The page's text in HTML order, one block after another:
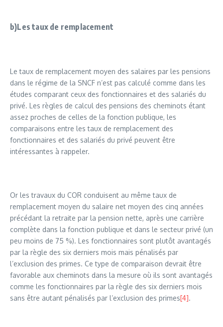
b)Les taux de remplacement
Le taux de remplacement moyen des salaires par les pensions
dans le régime de la SNCF n’est pas calculé comme dans les
études comparant ceux des fonctionnaires et des salariés du
privé. Les règles de calcul des pensions des cheminots étant
assez proches de celles de la fonction publique, les
comparaisons entre les taux de remplacement des
fonctionnaires et des salariés du privé peuvent être
intéressantes à rappeler.
Or les travaux du COR conduisent au même taux de
remplacement moyen du salaire net moyen des cinq années
précédant la retraite par la pension nette, après une carrière
complète dans la fonction publique et dans le secteur privé (un
peu moins de 75 %). Les fonctionnaires sont plutôt avantagés
par la règle des six derniers mois mais pénalisés par
l’exclusion des primes. Ce type de comparaison devrait être
favorable aux cheminots dans la mesure où ils sont avantagés
comme les fonctionnaires par la règle des six derniers mois
sans être autant pénalisés par l’exclusion des primes[4].